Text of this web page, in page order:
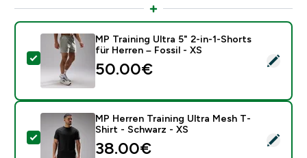
Dieses Produkt ausw�hlen - MP Training Ultra 5" 2-
MP Training Ultra 5" 2-in-1-Shorts
für Herren – Fossil - XS
50.00€‎
Dieses Produkt ausw�hlen - MP Herren Training
MP Herren Training Ultra Mesh T-
Shirt - Schwarz - XS
38.00€‎